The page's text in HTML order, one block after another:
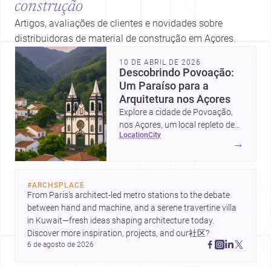
construção
Artigos, avaliações de clientes e novidades sobre
distribuidoras de material de construção em Açores.
10 DE ABRIL DE 2026
Descobrindo Povoação:
Um Paraíso para a
Arquitetura nos Açores
Explore a cidade de Povoação,
nos Açores, um local repleto de
oportunidades e beleza
location city
→
#ARCHSPLACE
From Paris’s architect-led metro stations to the debate
between hand and machine, and a serene travertine villa
in Kuwait—fresh ideas shaping architecture today.
Discover more inspiration, projects, and our社区?
6 de agosto de 2026